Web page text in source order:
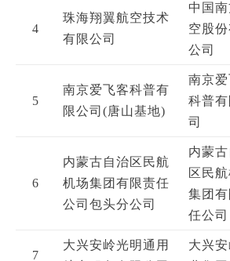
4
珠海翔翼航空技术
有限公司
中国
空股
公司
5
南京爱飞客科普有
限公司(唐山基地)
南京
科普
司
6
内蒙古自治区民航
机场集团有限责任
公司包头分公司
内蒙
区民
集团
任公司
7
大兴安岭光明通用
大兴